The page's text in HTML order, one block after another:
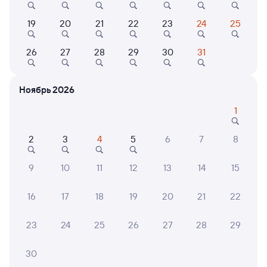
Выбор любимых мест на схемах вагонов
Подробные ответы на вопросы о поездке или
СМС-сопровождение до посадки в поезд
Оформление без регистрации на сайте
Частые вопросы
Что нужно, чтобы сесть в поезд?
Что делать, если ошибся при вводе данных
19 20 21 22 23 24 25
26 27 28 29 30 31
Ноябрь 2026
1
2 3 4 5 6 7 8
9 10 11 12 13 14 15
16 17 18 19 20 21 22
23 24 25 26 27 28 29
30